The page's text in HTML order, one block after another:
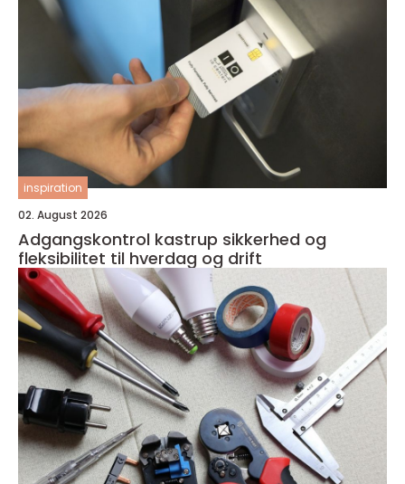
inspiration
02. August 2026
Adgangskontrol kastrup sikkerhed og
fleksibilitet til hverdag og drift